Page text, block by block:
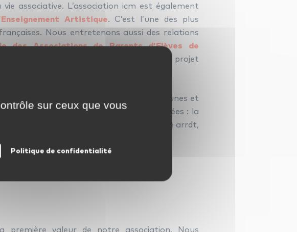
associative. L’association icm est également
Artistique. C’est l’une des plus
Nous entretenons aussi des relations
des Associations de Parents d’Elèves de
notre enthousiasme pour notre projet
de conservatoires, de communes et
icm depuis de nombreuses années : la
de la santé, le conservatoire du 9ème arrdt,
première valeur de notre association. Nous
sur ceux que vous
Politique de confidentialité